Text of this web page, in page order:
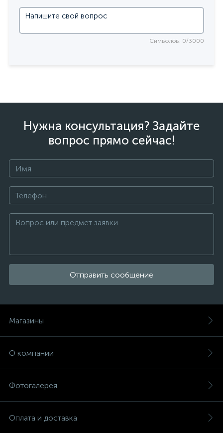
Символов: 0/3000
Нужна консультация? Задайте
вопрос прямо сейчас!
Отправить сообщение
Магазины
О компании
Фотогалерея
Оплата и доставка